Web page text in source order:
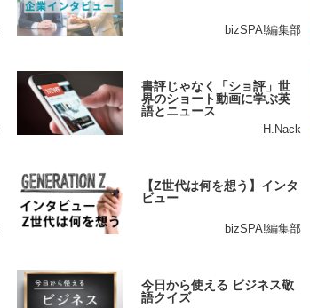
bizSPA!編集部
書評じゃなく「ショ評」世
界のショート動画に学ぶ英
語とニュース
H.Nack
【Z世代は何を想う】インタ
ビュー
bizSPA!編集部
今日から使える ビジネス敬
語クイズ